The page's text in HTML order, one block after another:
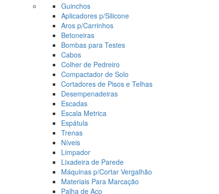
Guinchos
Aplicadores p/Silicone
Aros p/Carrinhos
Betoneiras
Bombas para Testes
Cabos
Colher de Pedreiro
Compactador de Solo
Cortadores de Pisos e Telhas
Desempenadeiras
Escadas
Escala Metrica
Espátula
Trenas
Níveis
Limpador
Lixadeira de Parede
Máquinas p/Cortar Vergalhão
Materiais Para Marcação
Palha de Aço